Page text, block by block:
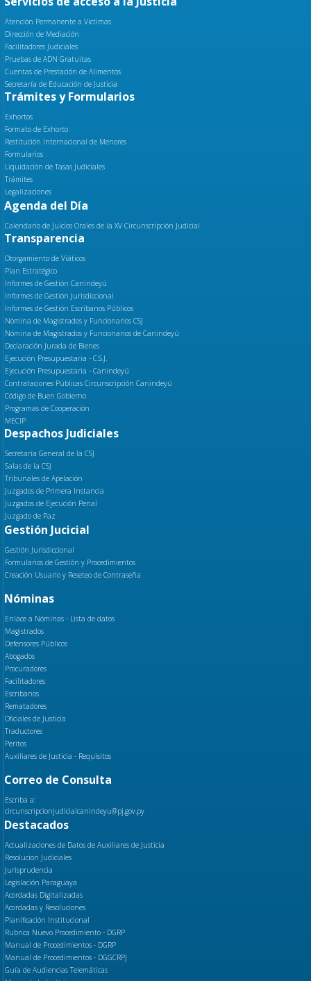
Atención Permanente a Víctimas
Dirección de Mediación
Facilitadores Judiciales
Pruebas de ADN Gratuitas
Cuentas de Prestación de Alimentos
Secretaría de Educación de Justicia
Trámites y Formularios
Exhortos
Formato de Exhorto
Restitución Internacional de Menores
Formularios
Liquidación de Tasas Judiciales
Trámites
Legalizaciones
Agenda del Día
Calendario de Juicios Orales de la XV Circunscripción Judicial
Transparencia
Otorgamiento de Viáticos
Plan Estratégico
Informes de Gestión Canindeyú
Informes de Gestión Jurisdiccional
Informes de Gestión Escribanos Públicos
Nómina de Magistrados y Funcionarios CSJ
Nómina de Magistrados y Funcionarios de Canindeyú
Declaración Jurada de Bienes
Ejecución Presupuestaria - C.S.J.
Ejecución Presupuestaria - Canindeyú
Contrataciones Públicas Circunscripción Canindeyú
Código de Buen Gobierno
Programas de Cooperación
MECIP
Despachos Judiciales
Secretaria General de la CSJ
Salas de la CSJ
Tribunales de Apelación
Juzgados de Primera Instancia
Juzgados de Ejecución Penal
Juzgado de Paz
Gestión Jucicial
Gestión Jurisdiccional
Formularios de Gestión y Procedimientos
Creación Usuario y Reseteo de Contraseña
Nóminas
Enlace a Nóminas - Lista de datos
Magistrados
Defensores Públicos
Abogados
Procuradores
Facilitadores
Escribanos
Rematadores
Oficiales de Justicia
Traductores
Peritos
Auxiliares de Justicia - Requisitos
Correo de Consulta
Escriba a:
circunscripcionjudicialcanindeyu@pj.gov.py
Destacados
Actualizaciones de Datos de Auxiliares de Justicia
Resolucion Judiciales
Jurisprudencia
Legislación Paraguaya
Acordadas Digitalizadas
Acordadas y Resoluciones
Planificación Institucional
Rubrica Nuevo Procedimiento - DGRP
Manual de Procedimientos - DGRP
Manual de Procedimientos - DGGCRPJ
Guía de Audiencias Telemáticas